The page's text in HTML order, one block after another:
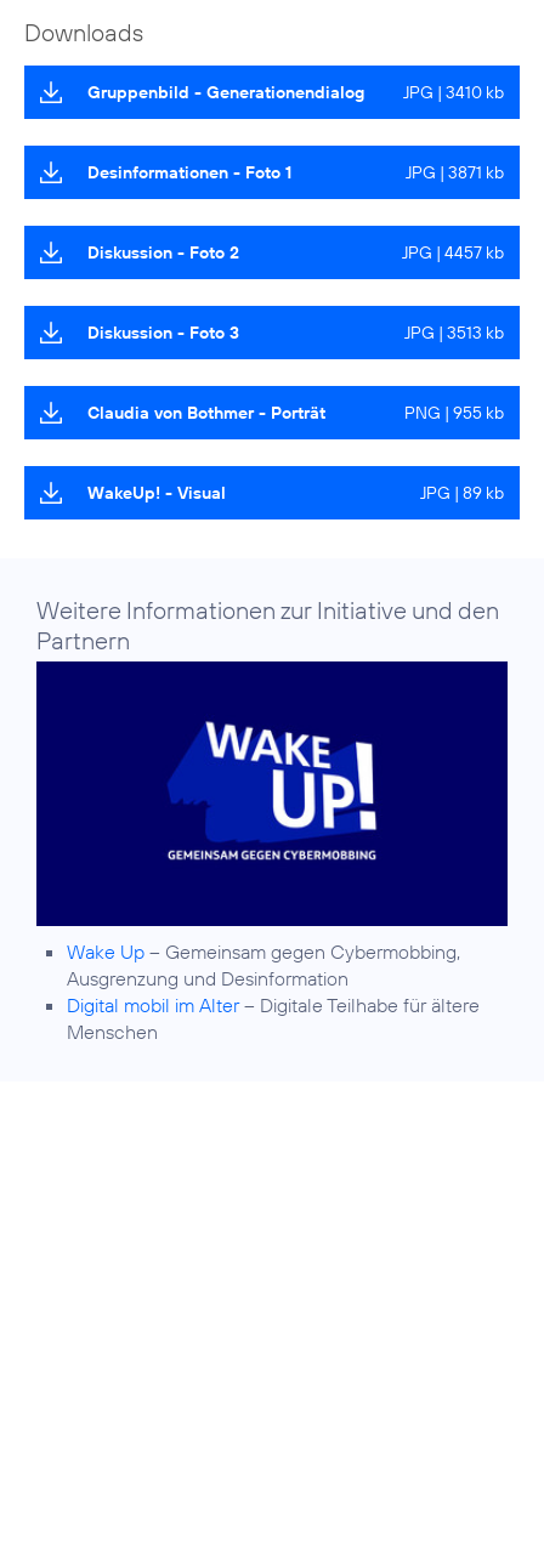
Downloads
Gruppenbild - Generationendialog JPG | 3410 kb
Desinformationen - Foto 1 JPG | 3871 kb
Diskussion - Foto 2 JPG | 4457 kb
Diskussion - Foto 3 JPG | 3513 kb
Claudia von Bothmer - Porträt PNG | 955 kb
WakeUp! - Visual JPG | 89 kb
Weitere Informationen zur Initiative und den
Partnern
Wake Up – Gemeinsam gegen Cybermobbing,
Ausgrenzung und Desinformation
Digital mobil im Alter– Digitale Teilhabe für ältere
Menschen